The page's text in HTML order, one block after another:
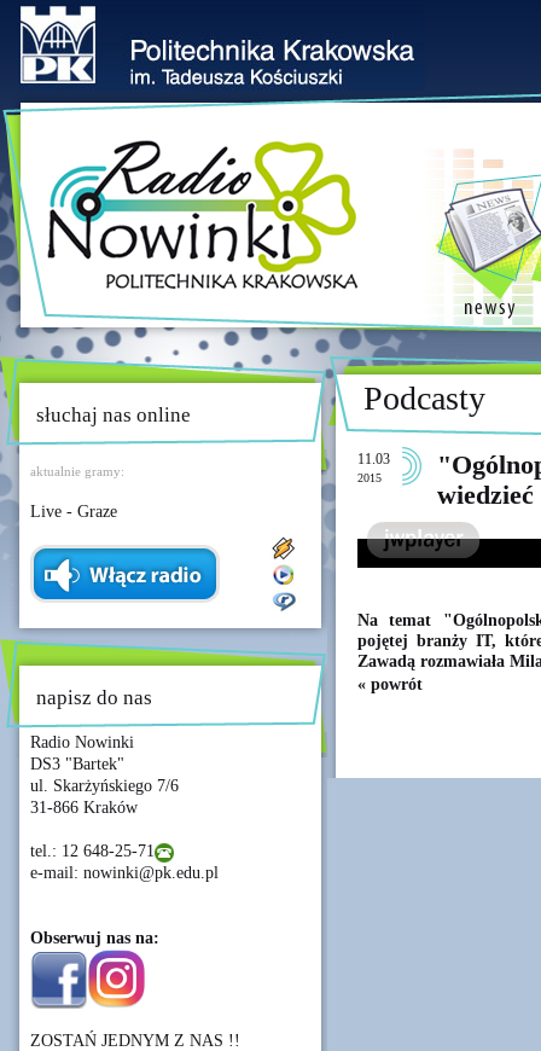
słuchaj nas online
aktualnie gramy:
Live - Graze
napisz do nas
Radio Nowinki
DS3 "Bartek"
ul. Skarżyńskiego 7/6
31-866 Kraków
tel.: 12 648-25-71
e-mail: nowinki@pk.edu.pl
Obserwuj nas na:
ZOSTAŃ JEDNYM Z NAS !!
Podcasty
11.03
2015
wiedzieć
Na temat
pojętej branży IT,
Zawadą rozmawiała
« powrót